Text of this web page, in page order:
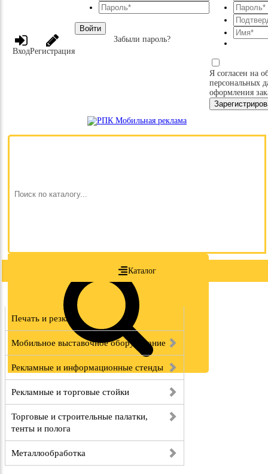
Каталог
ВходРегистрация
Войти
Забыли пароль?
Я согласен на
персональных
оформления
Печать и резка
Мобильное выставочное оборудование
Рекламные и информационные стенды
Рекламные и торговые стойки
Торговые и строительные палатки,
тенты и полога
Металлообработка